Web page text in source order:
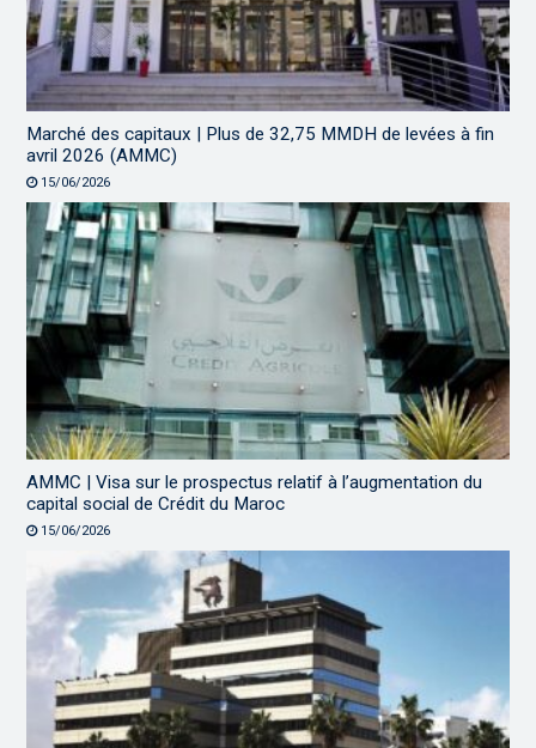
Marché des capitaux | Plus de 32,75 MMDH de levées à fin
avril 2026 (AMMC)
15/06/2026
AMMC | Visa sur le prospectus relatif à l’augmentation du
capital social de Crédit du Maroc
15/06/2026